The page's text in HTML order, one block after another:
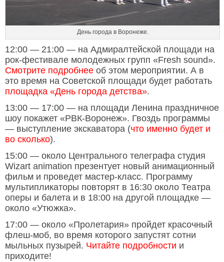
День города в Воронеже.
12:00 — 21:00 — на Адмиралтейской площади на
рок-фестивале молодежных групп «Fresh sound».
Смотрите подробнее об этом мероприятии. А в
это время на Советской площади будет работать
площадка «День города детства».
13:00 — 17:00 — на площади Ленина праздничное
шоу покажет «РВК-Воронеж». Гвоздь программы
— выступление экскаватора (что именно будет и
во сколько).
15:00 — около Центрального телеграфа студия
Wizart animation презентует новый анимационный
фильм и проведет мастер-класс. Программу
мультипликаторы повторят в 16:30 около Театра
оперы и балета и в 18:00 на другой площадке —
около «Утюжка».
17:00 — около «Пролетария» пройдет красочный
флеш-моб, во время которого запустят сотни
мыльных пузырей. Читайте подробности и
приходите!